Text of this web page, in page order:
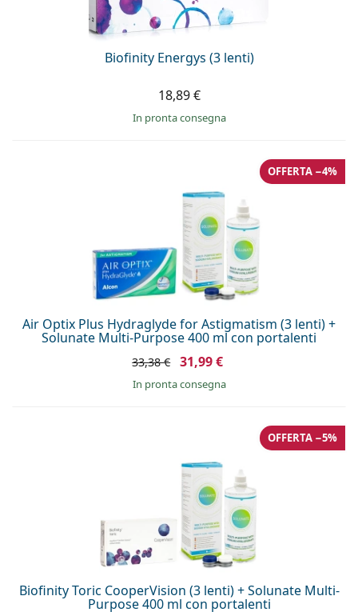
Biofinity Energys (3 lenti)
18,89 €
in pronta consegna
Air Optix Plus Hydraglyde for Astigmatism (3 lenti) +
Solunate Multi-Purpose 400 ml con portalenti
OFFERTA −4%
33,38 € 31,99 €
in pronta consegna
Biofinity Toric CooperVision (3 lenti) + Solunate Multi-
Purpose 400 ml con portalenti
OFFERTA −5%